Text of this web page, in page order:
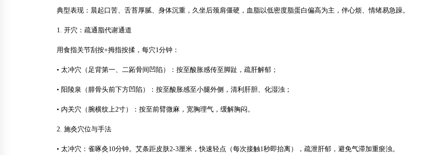
典型表现：晨起口苦、舌苔厚腻、身体沉重，久坐后颈肩僵硬，血脂以低密度脂蛋白偏高为主，伴心烦、情绪易急躁。
1. 开穴：疏通脂代谢通道
用食指关节刮按+拇指按揉，每穴1分钟：
• 太冲穴（足背第一、二跖骨间凹陷）：按至酸胀感传至脚趾，疏肝解郁；
• 阳陵泉（腓骨头前下方凹陷）：按至酸胀感至小腿外侧，清利肝胆、化湿浊；
• 内关穴（腕横纹上2寸）：按至前臂微麻，宽胸理气，缓解胸闷。
2. 施灸穴位与手法
• 太冲穴：雀啄灸10分钟。艾条距皮肤2-3厘米，快速轻点（每次接触1秒即抬离），疏泄肝郁，避免气滞加重瘀浊。